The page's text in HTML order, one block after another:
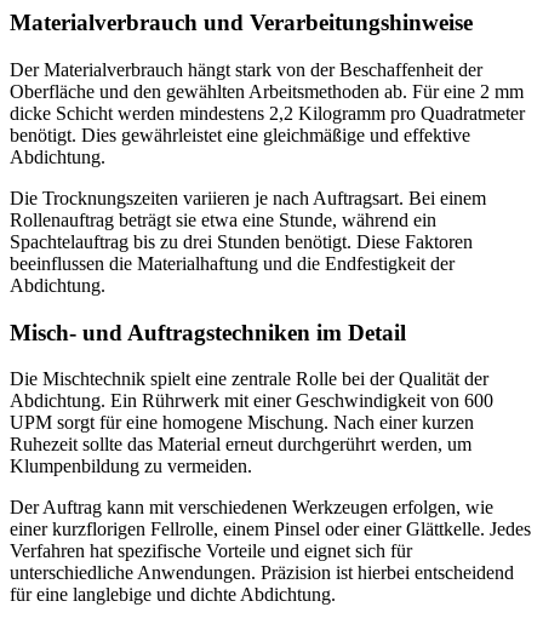
Materialverbrauch und Verarbeitungshinweise
Der Materialverbrauch hängt stark von der Beschaffenheit der
Oberfläche und den gewählten Arbeitsmethoden ab. Für eine 2 mm
dicke Schicht werden mindestens 2,2 Kilogramm pro Quadratmeter
benötigt. Dies gewährleistet eine gleichmäßige und effektive
Abdichtung.
Die Trocknungszeiten variieren je nach Auftragsart. Bei einem
Rollenauftrag beträgt sie etwa eine Stunde, während ein
Spachtelauftrag bis zu drei Stunden benötigt. Diese Faktoren
beeinflussen die Materialhaftung und die Endfestigkeit der
Abdichtung.
Misch- und Auftragstechniken im Detail
Die Mischtechnik spielt eine zentrale Rolle bei der Qualität der
Abdichtung. Ein Rührwerk mit einer Geschwindigkeit von 600
UPM sorgt für eine homogene Mischung. Nach einer kurzen
Ruhezeit sollte das Material erneut durchgerührt werden, um
Klumpenbildung zu vermeiden.
Der Auftrag kann mit verschiedenen Werkzeugen erfolgen, wie
einer kurzflorigen Fellrolle, einem Pinsel oder einer Glättkelle. Jedes
Verfahren hat spezifische Vorteile und eignet sich für
unterschiedliche Anwendungen. Präzision ist hierbei entscheidend
für eine langlebige und dichte Abdichtung.